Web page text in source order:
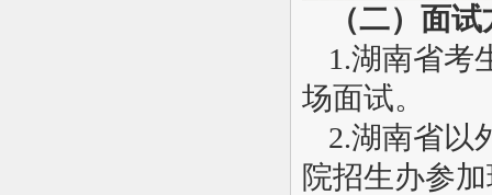
（二）面
1.湖南省考
场面试。
2.湖南省以
院招生办参